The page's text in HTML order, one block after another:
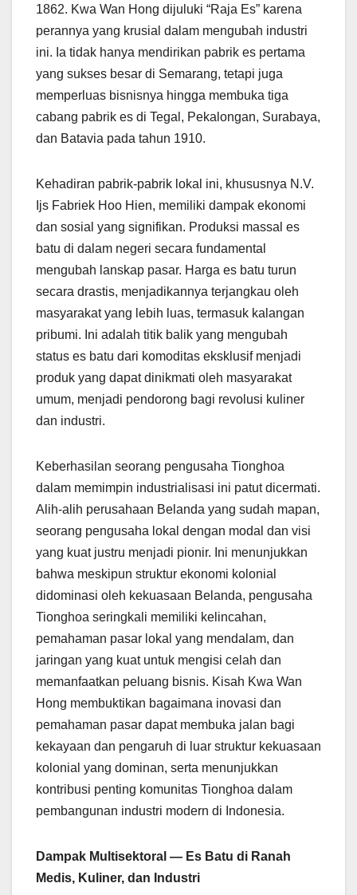
1862. Kwa Wan Hong dijuluki “Raja Es” karena
perannya yang krusial dalam mengubah industri
ini. Ia tidak hanya mendirikan pabrik es pertama
yang sukses besar di Semarang, tetapi juga
memperluas bisnisnya hingga membuka tiga
cabang pabrik es di Tegal, Pekalongan, Surabaya,
dan Batavia pada tahun 1910.
Kehadiran pabrik-pabrik lokal ini, khususnya N.V.
Ijs Fabriek Hoo Hien, memiliki dampak ekonomi
dan sosial yang signifikan. Produksi massal es
batu di dalam negeri secara fundamental
mengubah lanskap pasar. Harga es batu turun
secara drastis, menjadikannya terjangkau oleh
masyarakat yang lebih luas, termasuk kalangan
pribumi. Ini adalah titik balik yang mengubah
status es batu dari komoditas eksklusif menjadi
produk yang dapat dinikmati oleh masyarakat
umum, menjadi pendorong bagi revolusi kuliner
dan industri.
Keberhasilan seorang pengusaha Tionghoa
dalam memimpin industrialisasi ini patut dicermati.
Alih-alih perusahaan Belanda yang sudah mapan,
seorang pengusaha lokal dengan modal dan visi
yang kuat justru menjadi pionir. Ini menunjukkan
bahwa meskipun struktur ekonomi kolonial
didominasi oleh kekuasaan Belanda, pengusaha
Tionghoa seringkali memiliki kelincahan,
pemahaman pasar lokal yang mendalam, dan
jaringan yang kuat untuk mengisi celah dan
memanfaatkan peluang bisnis. Kisah Kwa Wan
Hong membuktikan bagaimana inovasi dan
pemahaman pasar dapat membuka jalan bagi
kekayaan dan pengaruh di luar struktur kekuasaan
kolonial yang dominan, serta menunjukkan
kontribusi penting komunitas Tionghoa dalam
pembangunan industri modern di Indonesia.
Dampak Multisektoral — Es Batu di Ranah
Medis, Kuliner, dan Industri